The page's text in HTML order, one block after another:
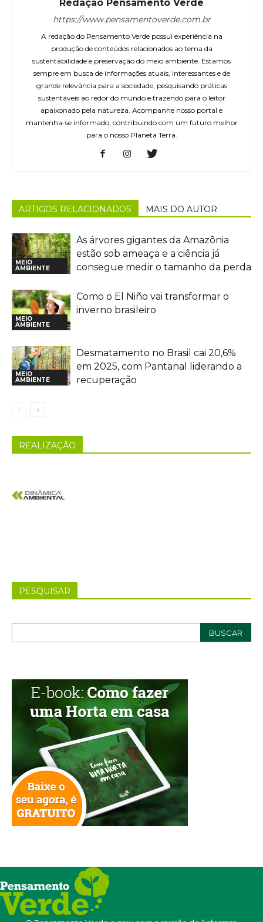
Redação Pensamento Verde
https://www.pensamentoverde.com.br
A redação do Pensamento Verde possui experiência na
produção de conteúdos relacionados ao tema da
sustentabilidade e preservação do meio ambiente. Estamos
sempre em busca de informações atuais, interessantes e de
grande relevância para a sociedade, pesquisando práticas
sustentáveis ao redor do mundo e trazendo para o leitor
apaixonado pela natureza. Acompanhe nosso portal e
mantenha-se informado, contribuindo com um futuro melhor
para o nosso Planeta Terra.
ARTIGOS RELACIONADOS MAIS DO AUTOR
MEIO
AMBIENTE
As árvores gigantes da Amazônia
estão sob ameaça e a ciência já
consegue medir o tamanho da perda
MEIO
AMBIENTE
Como o El Niño vai transformar o
inverno brasileiro
MEIO
AMBIENTE
Desmatamento no Brasil cai 20,6%
em 2025, com Pantanal liderando a
recuperação
REALIZAÇÃO
PESQUISAR